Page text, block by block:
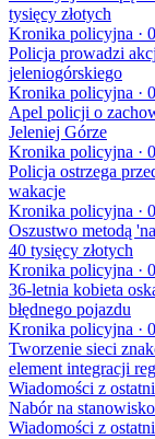
tysięcy złotych
Kronika policyjna ·
Policja prowadzi
jeleniogórskiego
Kronika policyjna ·
Apel policji o
Jeleniej Górze
Kronika policyjna ·
Policja ostrzega
wakacje
Kronika policyjna ·
Oszustwo metodą
40 tysięcy złotych
Kronika policyjna ·
36-letnia kobieta
błędnego pojazdu
Kronika policyjna ·
Tworzenie sieci
element integracji
Wiadomości z
Nabór na
Wiadomości z